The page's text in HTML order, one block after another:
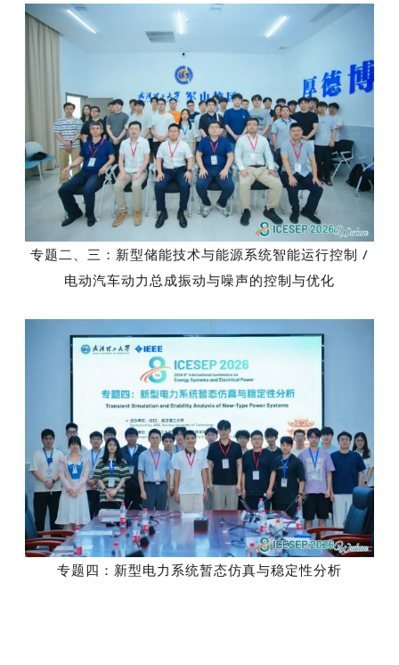
专题二、三：新型储能技术与能源系统智能运行控制 /
电动汽车动力总成振动与噪声的控制与优化
专题四：新型电力系统暂态仿真与稳定性分析